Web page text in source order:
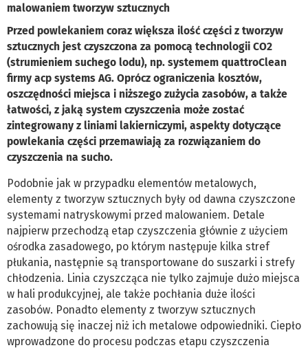
malowaniem tworzyw sztucznych
Przed powlekaniem coraz większa ilość części z tworzyw
sztucznych jest czyszczona za pomocą technologii CO2
(strumieniem suchego lodu), np. systemem quattroClean
firmy acp systems AG. Oprócz ograniczenia kosztów,
oszczędności miejsca i niższego zużycia zasobów, a także
łatwości, z jaką system czyszczenia może zostać
zintegrowany z liniami lakierniczymi, aspekty dotyczące
powlekania części przemawiają za rozwiązaniem do
czyszczenia na sucho.
Podobnie jak w przypadku elementów metalowych,
elementy z tworzyw sztucznych były od dawna czyszczone
systemami natryskowymi przed malowaniem. Detale
najpierw przechodzą etap czyszczenia głównie z użyciem
ośrodka zasadowego, po którym następuje kilka stref
płukania, następnie są transportowane do suszarki i strefy
chłodzenia. Linia czyszcząca nie tylko zajmuje dużo miejsca
w hali produkcyjnej, ale także pochłania duże ilości
zasobów. Ponadto elementy z tworzyw sztucznych
zachowują się inaczej niż ich metalowe odpowiedniki. Ciepło
wprowadzone do procesu podczas etapu czyszczenia